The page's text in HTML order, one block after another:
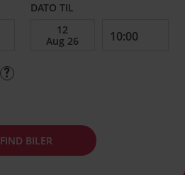
DATO TIL
FIND BILER